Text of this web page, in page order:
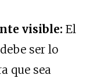
visible: El
ser lo
que sea